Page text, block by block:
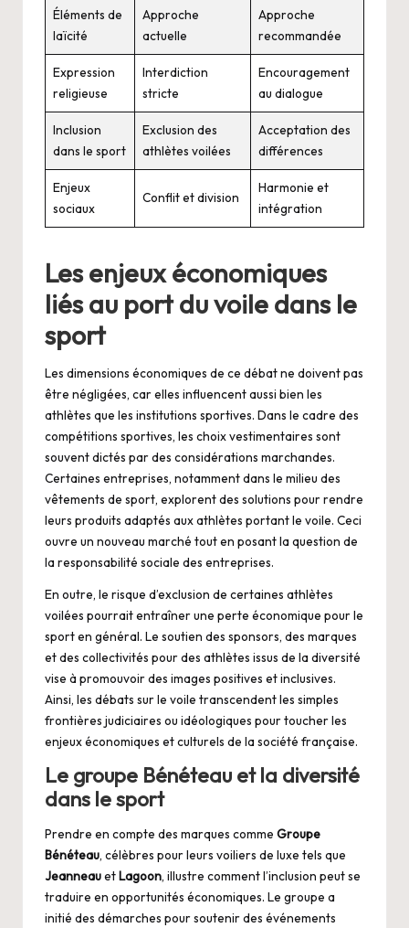
Éléments de
laïcité
Approche
actuelle
Approche
recommandée
Expression
religieuse
Interdiction
stricte
Encouragement
au dialogue
Inclusion
dans le sport
Exclusion des
athlètes voilées
Acceptation des
différences
Enjeux
sociaux
Conflit et division
Harmonie et
intégration
Les enjeux économiques
liés au port du voile dans le
sport
Les dimensions économiques de ce débat ne doivent pas
être négligées, car elles influencent aussi bien les
athlètes que les institutions sportives. Dans le cadre des
compétitions sportives, les choix vestimentaires sont
souvent dictés par des considérations marchandes.
Certaines entreprises, notamment dans le milieu des
vêtements de sport, explorent des solutions pour rendre
leurs produits adaptés aux athlètes portant le voile. Ceci
ouvre un nouveau marché tout en posant la question de
la responsabilité sociale des entreprises.
En outre, le risque d’exclusion de certaines athlètes
voilées pourrait entraîner une perte économique pour le
sport en général. Le soutien des sponsors, des marques
et des collectivités pour des athlètes issus de la diversité
vise à promouvoir des images positives et inclusives.
Ainsi, les débats sur le voile transcendent les simples
frontières judiciaires ou idéologiques pour toucher les
enjeux économiques et culturels de la société française.
Le groupe Bénéteau et la diversité
dans le sport
Prendre en compte des marques comme Groupe
Bénéteau, célèbres pour leurs voiliers de luxe tels que
Jeanneauet Lagoon, illustre comment l’inclusion peut se
traduire en opportunités économiques. Le groupe a
initié des démarches pour soutenir des événements